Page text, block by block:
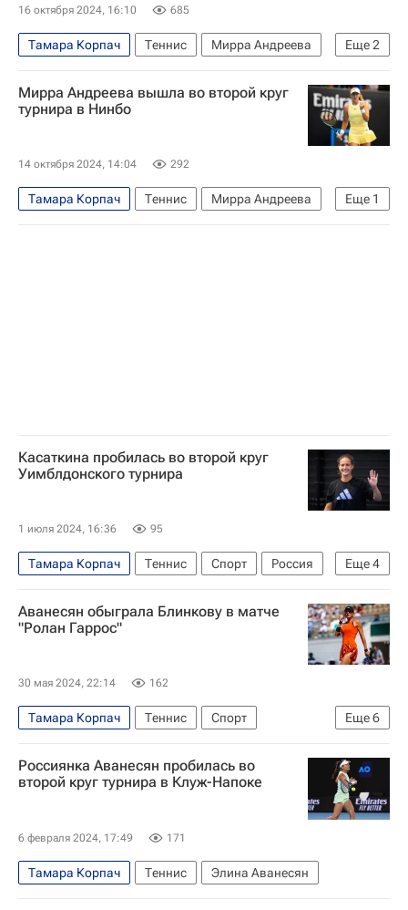
16 октября 2024, 16:10 685
Еще2
Тамара Корпач Теннис
Мирра Андреева
Барбора Крейчикова
Спорт
Мирра Андреева вышла во второй круг
турнира в Нинбо
14 октября 2024, 14:04 292
Еще 1
Тамара Корпач Теннис
Мирра Андреева
Варвара Лепченко
Касаткина пробилась во второй круг
Уимблдонского турнира
1 июля 2024, 16:36 95
Еще4
Тамара Корпач Теннис Спорт
Россия
Лондон
Германия
Дарья Касаткина
Чжан Шуай
Аванесян обыграла Блинкову в матче
"Ролан Гаррос"
30 мая 2024, 22:14 162
Еще6
Тамара Корпач Теннис
Спорт
Франция
Париж
Китай
Анна Блинкова
Элина Аванесян
Россиянка Аванесян пробилась во
второй круг турнира в Клуж-Напоке
6 февраля 2024, 17:49 171
Тамара Корпач Теннис Элина Аванесян